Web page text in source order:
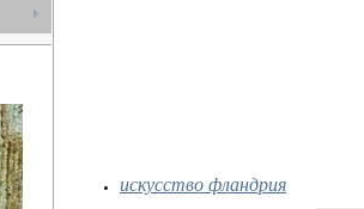
искусство фландрия